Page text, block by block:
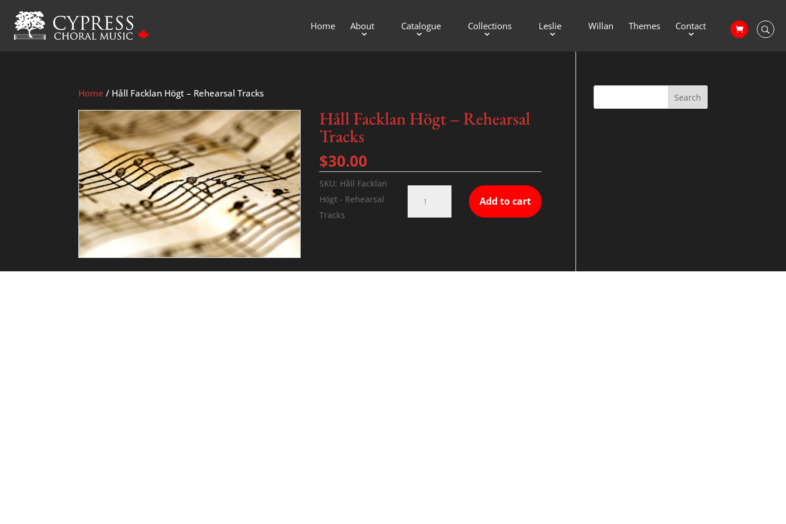
Home About Catalogue Collections Leslie Willan Themes Contact
Home / Håll Facklan Högt – Rehearsal Tracks
Håll Facklan Högt – Rehearsal
Tracks
$30.00
Facklan
Tracks
Add to cart
SKU: Håll Facklan
Högt - Rehearsal
Tracks